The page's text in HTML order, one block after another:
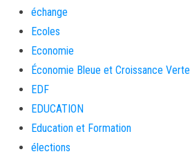
échange
Ecoles
Economie
Économie Bleue et Croissance Verte
EDF
EDUCATION
Education et Formation
élections